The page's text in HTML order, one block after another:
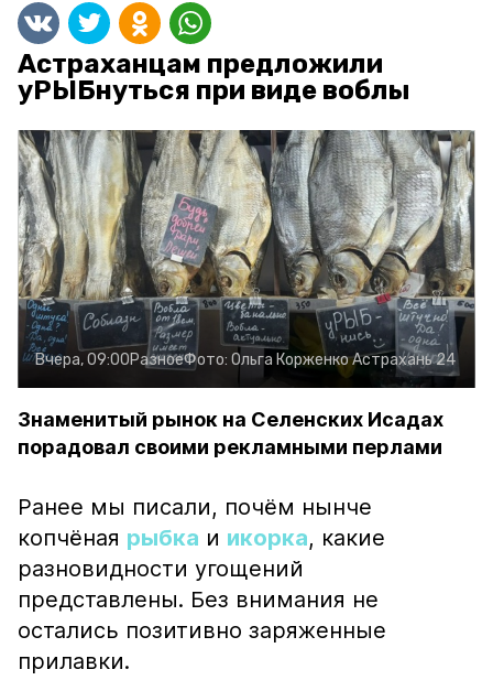
Астраханцам предложили
уРЫБнуться при виде воблы
Вчера, 09:00РазноеФото: Ольга КорженкоАстрахань 24
Знаменитый рынок на Селенских Исадах
порадовал своими рекламными перлами
Ранее мы писали, почём нынче
копчёная рыбка и икорка, какие
разновидности угощений
представлены. Без внимания не
остались позитивно заряженные
прилавки.